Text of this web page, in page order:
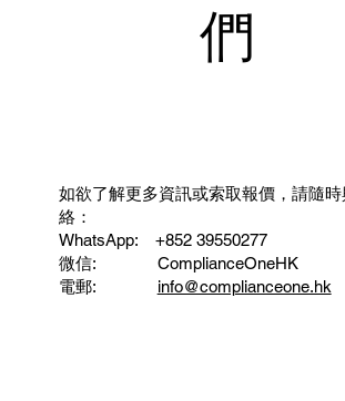
們
如欲了解更多資訊或索取報價，請隨
絡：
WhatsApp: ‪ +852 39550277
微信: ComplianceOneHK
電郵: info@complianceone.hk